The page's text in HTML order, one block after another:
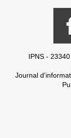
IPNS -
Journal